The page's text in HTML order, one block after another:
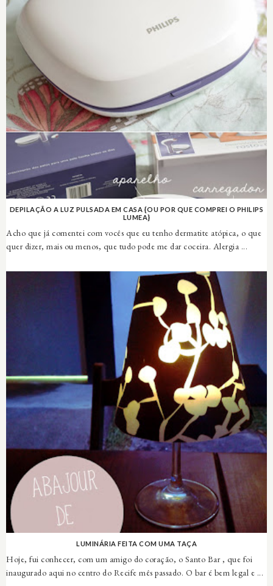
DEPILAÇÃO A LUZ PULSADA EM CASA {OU POR QUE COMPREI O PHILIPS
LUMEA}
Acho que já comentei com vocês que eu tenho dermatite atópica, o que
quer dizer, mais ou menos, que tudo pode me dar coceira. Alergia ...
LUMINÁRIA FEITA COM UMA TAÇA
Hoje, fui conhecer, com um amigo do coração, o Santo Bar , que foi
inaugurado aqui no centro do Recife mês passado. O bar é bem legal e ...